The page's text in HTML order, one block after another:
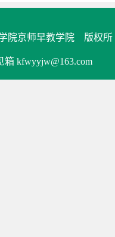
院京师早教学院 版权所
kfwyyjw@163.com